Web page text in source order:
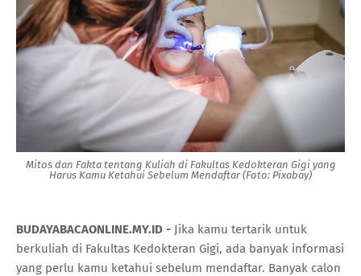
Mitos dan Fakta tentang Kuliah di Fakultas Kedokteran Gigi yang
Harus Kamu Ketahui Sebelum Mendaftar (Foto: Pixabay)
BUDAYABACAONLINE.MY.ID - Jika kamu tertarik untuk
berkuliah di Fakultas Kedokteran Gigi, ada banyak informasi
yang perlu kamu ketahui sebelum mendaftar. Banyak calon